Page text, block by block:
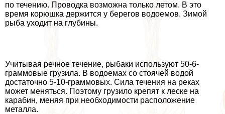
по течению. Проводка возможна только летом. В это
время корюшка держится у берегов водоемов. Зимой
рыба уходит на глубины.
Учитывая речное течение, рыбаки используют 50-6-
граммовые грузила. В водоемах со стоячей водой
достаточно 5-10-граммовых. Сила течения на реках
может меняться. Поэтому грузило крепят к леске на
карабин, меняя при необходимости расположение
металла.